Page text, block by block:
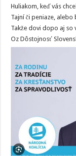
Huliakom, keď vás
Tajní či peniaze, alebo
Takže dovi dopo aj so
Oz Dôstojnosť